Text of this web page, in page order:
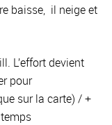
baisse, il neige et
L’effort devient
pour
sur la carte) / +